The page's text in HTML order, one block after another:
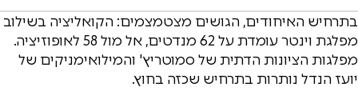
בתרחיש האיחודים, הגושים מצטמצמים: הקואליציה בשילוב
מפלגת וינטר עומדת על 62 מנדטים, אל מול 58 לאופוזיציה.
מפלגות הציונות הדתית של סמוטריץ' והמילואימניקים של
יועז הנדל נותרות בתרחיש שכזה בחוץ.